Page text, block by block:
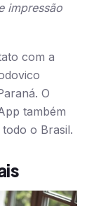
impressão
com a
O
também
o Brasil.